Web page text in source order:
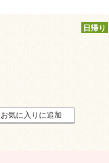
日帰り
お気に入りに追加